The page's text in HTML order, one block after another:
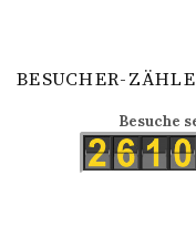
BESUCHER-
Besuche